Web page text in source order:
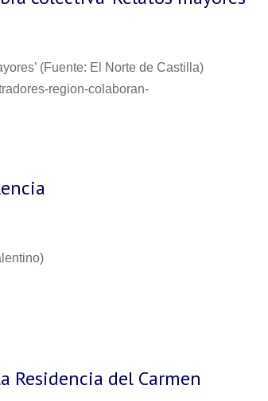
(Fuente: El Norte de Castilla)
region-colaboran-
Residencia del Carmen